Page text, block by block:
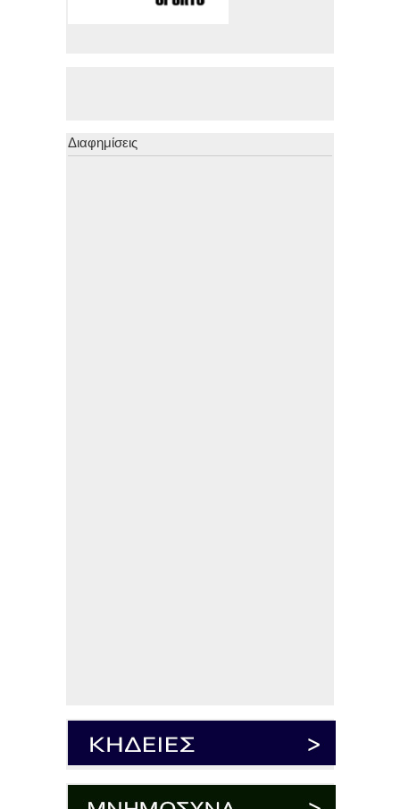
Διαφημίσεις